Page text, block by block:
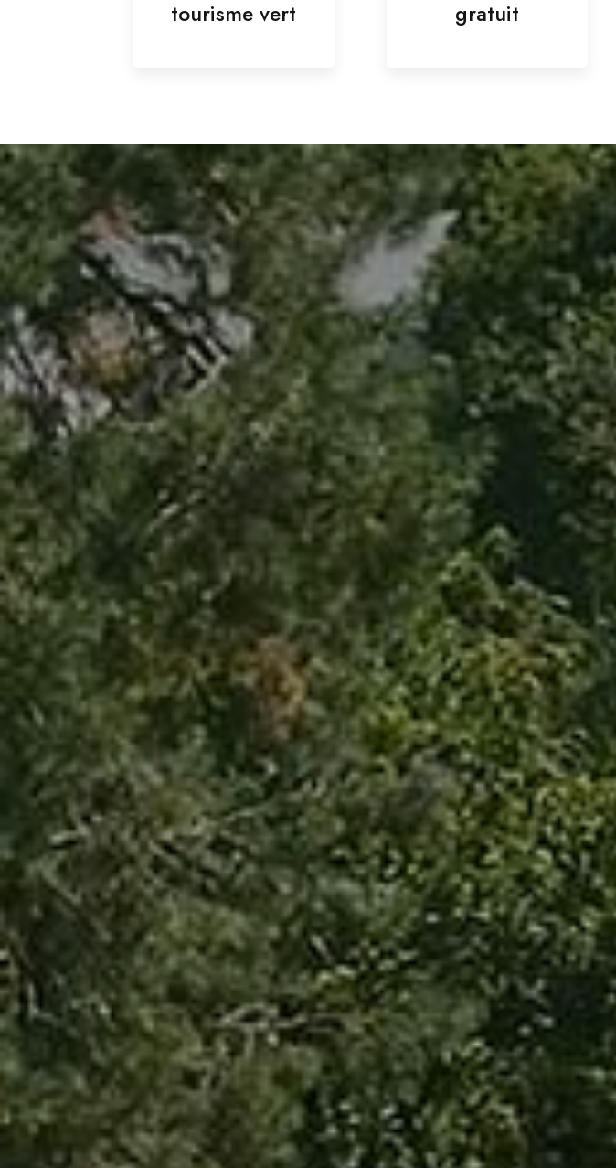
tourisme vert gratuit